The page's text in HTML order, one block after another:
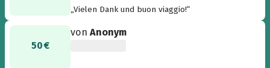
„Vielen Dank und buon viaggio!“
50 €
vonAnonym